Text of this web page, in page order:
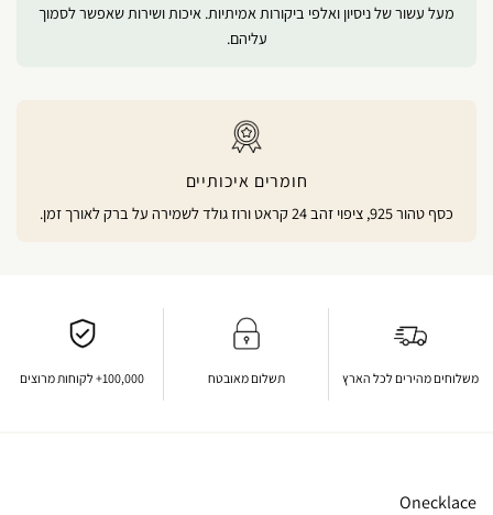
מעל עשור של ניסיון ואלפי ביקורות אמיתיות. איכות ושירות שאפשר לסמוך
עליהם.
חומרים איכותיים
כסף טהור 925, ציפוי זהב 24 קראט ורוז גולד לשמירה על ברק לאורך זמן.
משלוחים מהירים לכל הארץ תשלום מאובטח 100,000+ לקוחות מרוצים
Onecklace